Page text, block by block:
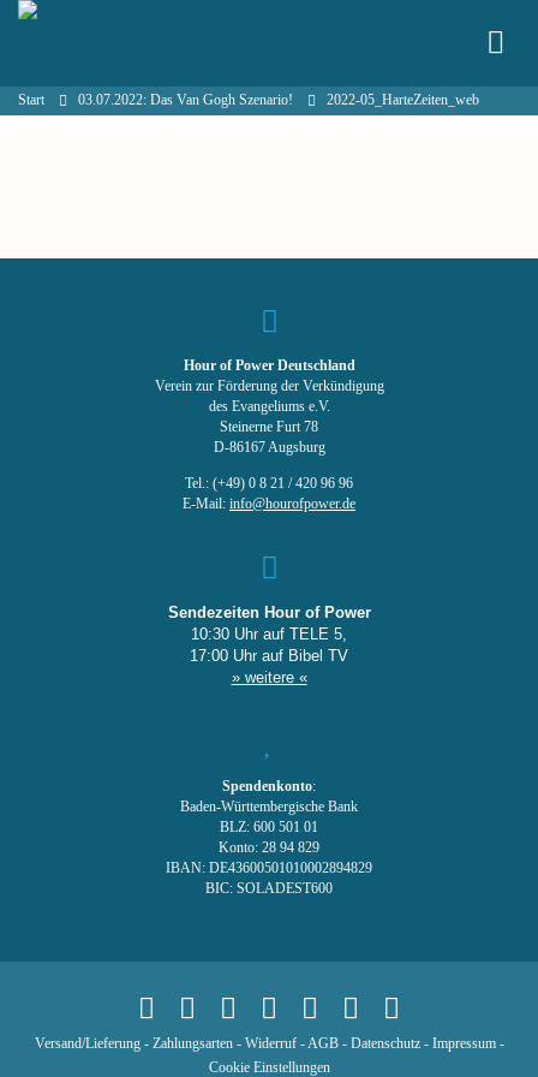
Start 03.07.2022: Das Van Gogh Szenario! 2022-05_HarteZeiten_web
Hour of Power Deutschland
Verein zur Förderung der Verkündigung
des Evangeliums e.V.
Steinerne Furt 78
D-86167 Augsburg
Tel.: (+49) 0 8 21 / 420 96 96
E-Mail: info@hourofpower.de
Sendezeiten Hour of Power
10:30 Uhr auf TELE 5,
17:00 Uhr auf Bibel TV
» weitere «
Spendenkonto:
Baden-Württembergische Bank
BLZ: 600 501 01
Konto: 28 94 829
IBAN: DE43600501010002894829
BIC: SOLADEST600
Versand/Lieferung- Zahlungsarten- Widerruf-AGB- Datenschutz- Impressum-
Cookie Einstellungen